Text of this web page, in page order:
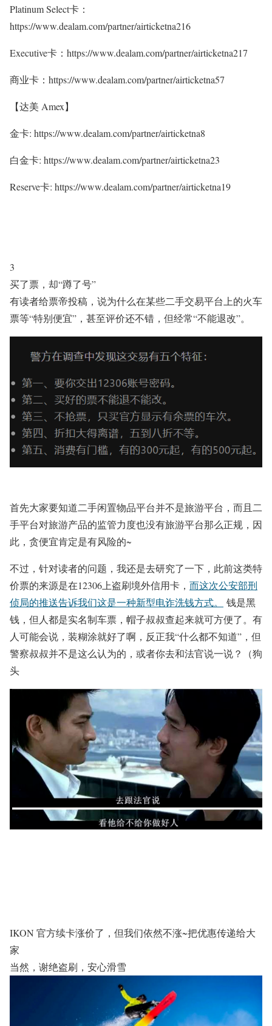
Platinum Select卡：
https://www.dealam.com/partner/airticketna216
Executive卡：https://www.dealam.com/partner/airticketna217
商业卡：https://www.dealam.com/partner/airticketna57
【达美 Amex】
金卡: https://www.dealam.com/partner/airticketna8
白金卡: https://www.dealam.com/partner/airticketna23
Reserve卡: https://www.dealam.com/partner/airticketna19
3
买了票，却“蹲了号”
有读者给票帝投稿，说为什么在某些二手交易平台上的火车
票等“特别便宜”，甚至评价还不错，但经常“不能退改”。
首先大家要知道二手闲置物品平台并不是旅游平台，而且二
手平台对旅游产品的监管力度也没有旅游平台那么正规，因
此，贪便宜肯定是有风险的~
不过，针对读者的问题，我还是去研究了一下，此前这类特
价票的来源是在12306上盗刷境外信用卡， 而这次公安部刑
侦局的推送告诉我们这是一种新型电诈洗钱方式。
钱是黑
钱，但人都是实名制车票，帽子叔叔查起来就可方便了。有
人可能会说，装糊涂就好了啊，反正我“什么都不知道”，但
警察叔叔并不是这么认为的，或者你去和法官说一说？（狗
头
IKON 官方续卡涨价了，但我们依然不涨~把优惠传递给大
家
当然，谢绝盗刷，安心滑雪